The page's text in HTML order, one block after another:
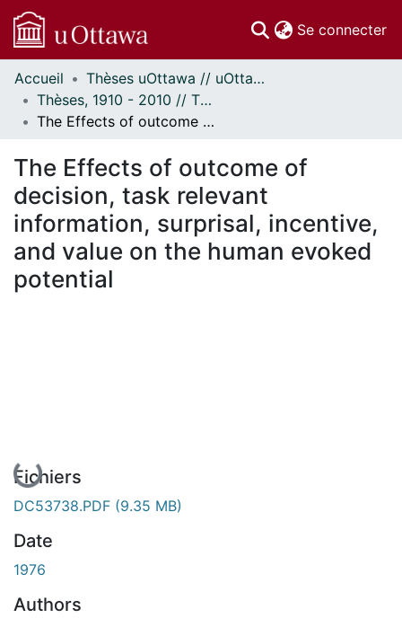
Se connecter
Communautés
et collections
Parcourir
À propos
Accueil
Thèses uOttawa // uOttawa Theses
Thèses, 1910 - 2010 // Theses, 1910 - 2010
The Effects of outcome of decision, task relevant information, surprisal, incentive, and value on the human evoked potential
The Effects of outcome of
decision, task relevant
information, surprisal, incentive,
and value on the human evoked
potential
Fichiers
DC53738.PDF (9.35 MB)
Date
1976
Authors